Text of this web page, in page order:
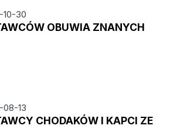
10-30
OBUWIA ZNANYCH
08-13
CHODAKÓW I KAPCI ZE